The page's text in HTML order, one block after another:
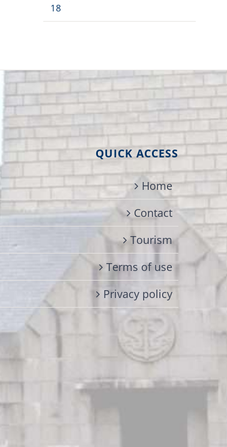
18
QUICK ACCESS
Home
Contact
Tourism
Terms of use
Privacy policy